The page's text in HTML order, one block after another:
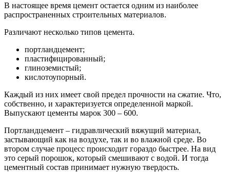
В настоящее время цемент остается одним из наиболее
распространенных строительных материалов.
Различают несколько типов цемента.
портландцемент;
пластифицированный;
глиноземистый;
кислотоупорный.
Каждый из них имеет свой предел прочности на сжатие. Что,
собственно, и характеризуется определенной маркой.
Выпускают цементы марок 300 – 600.
Портландцемент – гидравлический вяжущий материал,
застывающий как на воздухе, так и во влажной среде. Во
втором случае процесс происходит гораздо быстрее. На вид
это серый порошок, который смешивают с водой. И тогда
цементный состав принимает нужную твердость.